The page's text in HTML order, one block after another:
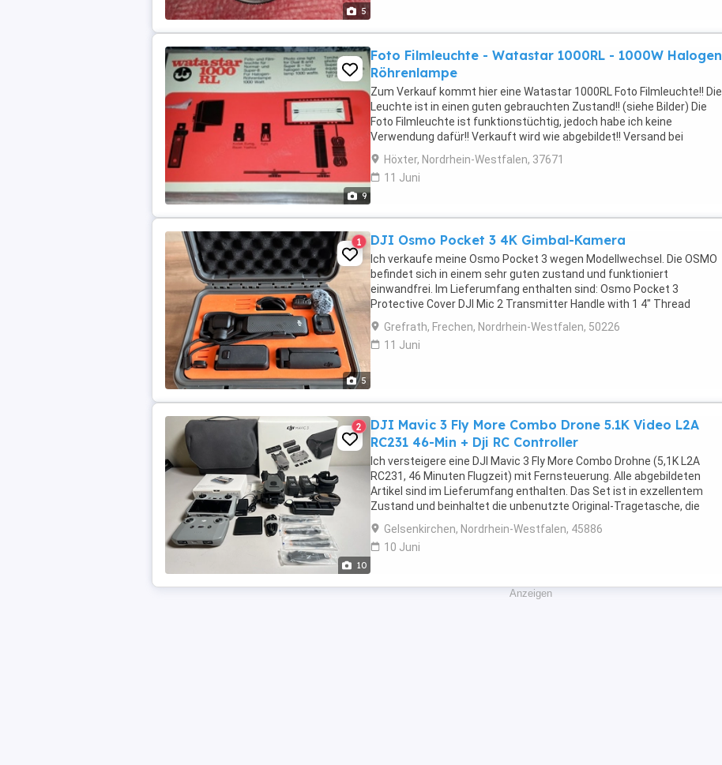
5
9
Foto Filmleuchte - Watastar 1000RL - 1000W Halogen
Röhrenlampe
Zum Verkauf kommt hier eine Watastar 1000RL Foto Filmleuchte!! Die
Leuchte ist in einen guten gebrauchten Zustand!! (siehe Bilder) Die
Foto Filmleuchte ist funktionstüchtig, jedoch habe ich keine
Verwendung dafür!! Verkauft wird wie abgebildet!! Versand bei
Kostenübernahme möglich!! Bezahlung : PayPal, ...
Höxter, Nordrhein-Westfalen, 37671
11 Juni
5
1 DJI Osmo Pocket 3 4K Gimbal-Kamera
Ich verkaufe meine Osmo Pocket 3 wegen Modellwechsel. Die OSMO
befindet sich in einem sehr guten zustand und funktioniert
einwandfrei. Im Lieferumfang enthalten sind: Osmo Pocket 3
Protective Cover DJI Mic 2 Transmitter Handle with 1 4" Thread
Battery Handle Mini Tripod Typ-C Kabel DJI Mic 2 Clip Magnet DJI ...
Grefrath, Frechen, Nordrhein-Westfalen, 50226
11 Juni
10
2
DJI Mavic 3 Fly More Combo Drone 5.1K Video L2A
RC231 46-Min + Dji RC Controller
Ich versteigere eine DJI Mavic 3 Fly More Combo Drohne (5,1K L2A
RC231, 46 Minuten Flugzeit) mit Fernsteuerung. Alle abgebildeten
Artikel sind im Lieferumfang enthalten. Das Set ist in exzellentem
Zustand und beinhaltet die unbenutzte Original-Tragetasche, die
Original-Fernsteuerung (mit Displayschutzfolie) ...
Gelsenkirchen, Nordrhein-Westfalen, 45886
10 Juni
Anzeigen